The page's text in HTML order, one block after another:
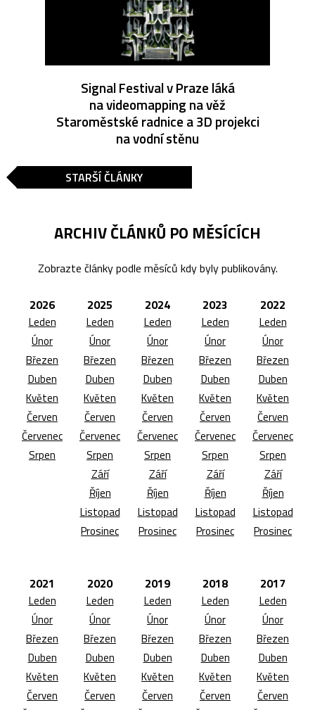
Signal Festival v Praze láká
na videomapping na věž
Staroměstské radnice a 3D projekci
na vodní stěnu
STARŠÍ ČLÁNKY
ARCHIV ČLÁNKŮ PO MĚSÍCÍCH
Zobrazte články podle měsíců kdy byly publikovány.
2026
Leden
Únor
Březen
Duben
Květen
Červen
Červenec
Srpen
2025
Leden
Únor
Březen
Duben
Květen
Červen
Červenec
Srpen
Září
Říjen
Listopad
Prosinec
2024
Leden
Únor
Březen
Duben
Květen
Červen
Červenec
Srpen
Září
Říjen
Listopad
Prosinec
2023
Leden
Únor
Březen
Duben
Květen
Červen
Červenec
Srpen
Září
Říjen
Listopad
Prosinec
2022
Leden
Únor
Březen
Duben
Květen
Červen
Červenec
Srpen
Září
Říjen
Listopad
Prosinec
2021
Leden
Únor
Březen
Duben
Květen
Červen
2020
Leden
Únor
Březen
Duben
Květen
Červen
2019
Leden
Únor
Březen
Duben
Květen
Červen
2018
Leden
Únor
Březen
Duben
Květen
Červen
2017
Leden
Únor
Březen
Duben
Květen
Červen